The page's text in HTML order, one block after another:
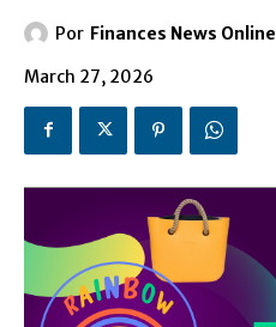
Por Finances News Online
March 27, 2026